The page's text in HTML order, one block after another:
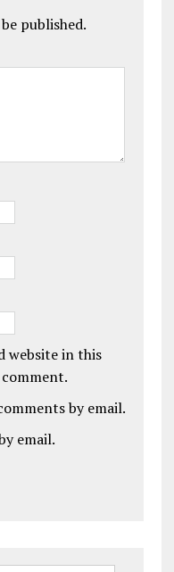
published.
website in this
by email.
email.